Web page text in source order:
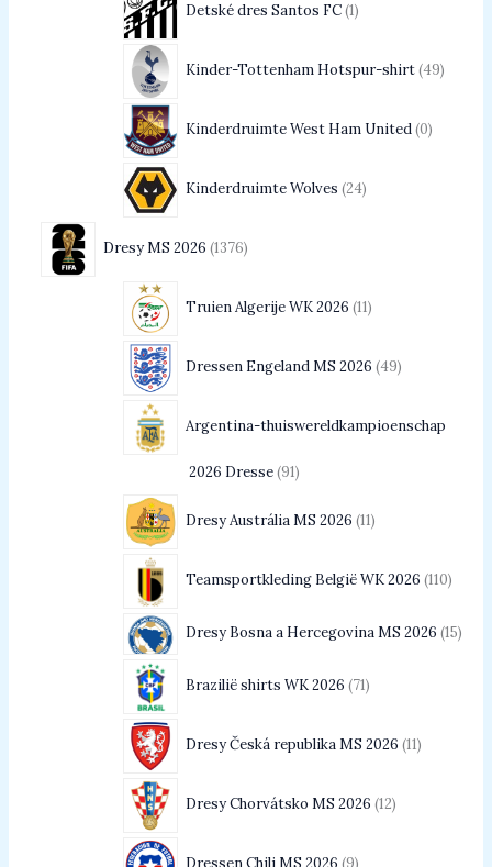
Detské dres Santos FC 1
Kinder-Tottenham Hotspur-shirt 49
Kinderdruimte West Ham United 0
Kinderdruimte Wolves 24
Dresy MS 2026 1376
Truien Algerije WK 2026 11
Dressen Engeland MS 2026 49
Argentina-thuiswereldkampioenschap
2026 Dresse 91
Dresy Austrália MS 2026 11
Teamsportkleding België WK 2026 110
Dresy Bosna a Hercegovina MS 2026 15
Brazilië shirts WK 2026 71
Dresy Česká republika MS 2026 11
Dresy Chorvátsko MS 2026 12
Dressen Chili MS 2026 9